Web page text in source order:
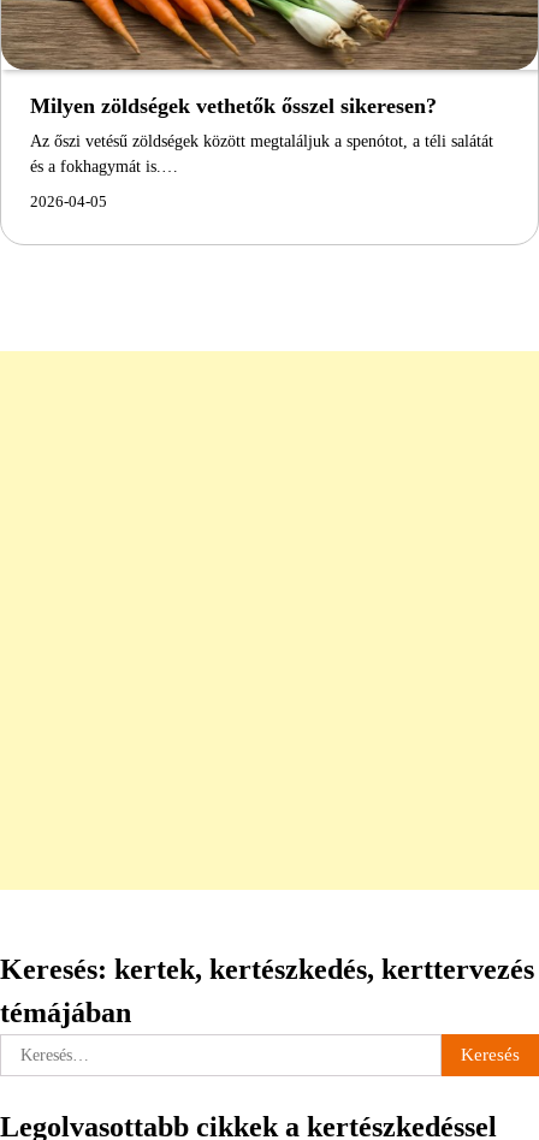
Milyen zöldségek vethetők ősszel sikeresen?
Az őszi vetésű zöldségek között megtaláljuk a spenótot, a téli salátát
és a fokhagymát is.…
2026-04-05
Keresés: kertek, kertészkedés, kerttervezés
témájában
Keresés:
Legolvasottabb cikkek a kertészkedéssel